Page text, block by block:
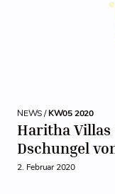
NEWS /KW05 2020
Haritha Villas
Dschungel
2. Februar 2020